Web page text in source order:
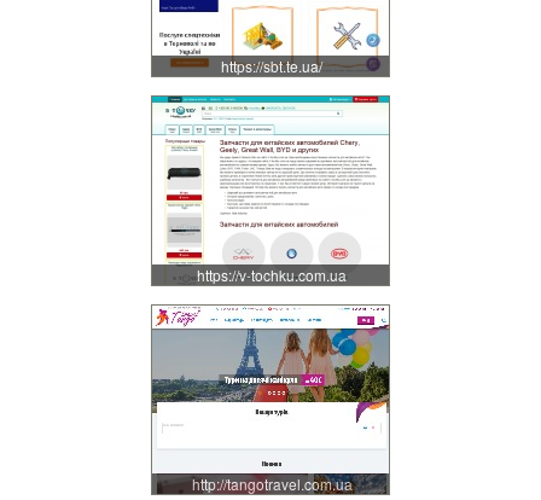
https://sbt.te.ua/
https://v-tochku.com.ua
http://tangotravel.com.ua